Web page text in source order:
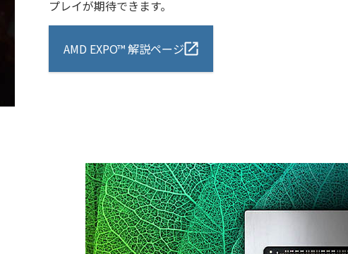
プレイが期待できます。
AMD EXPO™ 解説ページ